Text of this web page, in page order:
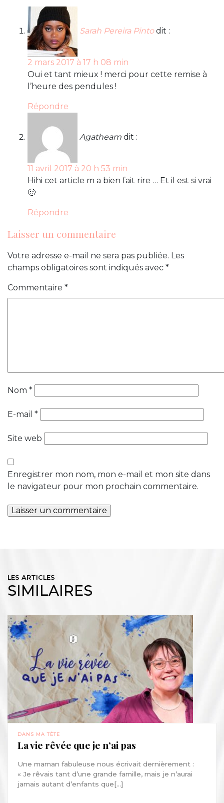
Sarah Pereira Pinto dit :
2 mars 2017 à 17 h 08 min
Oui et tant mieux ! merci pour cette remise à
l’heure des pendules !
Répondre
Agatheam dit :
11 avril 2017 à 20 h 53 min
Hihi cet article m a bien fait rire … Et il est si vrai
🙂
Répondre
Laisser un commentaire
Votre adresse e-mail ne sera pas publiée. Les
champs obligatoires sont indiqués avec *
Commentaire *
Nom *
E-mail *
Site web
Enregistrer mon nom, mon e-mail et mon site dans
le navigateur pour mon prochain commentaire.
LES ARTICLES
SIMILAIRES
DANS MA TÊTE
La vie rêvée que je n’ai pas
Une maman fabuleuse nous écrivait dernièrement :
« Je rêvais tant d’une grande famille, mais je n’aurai
jamais autant d’enfants que[...]